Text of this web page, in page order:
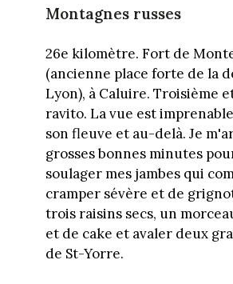
Montagnes russes
26e kilomètre. Fort de
(ancienne place forte de la
Lyon), à Caluire. Troisième
ravito. La vue est
son fleuve et au-delà. Je
grosses bonnes minutes
soulager mes jambes qui
cramper sévère et de
trois raisins secs, un
et de cake et avaler deux
de St-Yorre.